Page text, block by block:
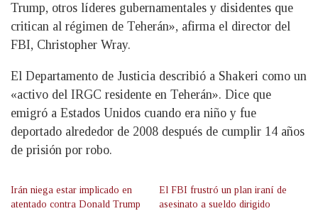
Trump, otros líderes gubernamentales y disidentes que
critican al régimen de Teherán», afirma el director del
FBI, Christopher Wray.
El Departamento de Justicia describió a Shakeri como un
«activo del IRGC residente en Teherán». Dice que
emigró a Estados Unidos cuando era niño y fue
deportado alrededor de 2008 después de cumplir 14 años
de prisión por robo.
Irán niega estar implicado en
atentado contra Donald Trump
El FBI frustró un plan iraní de
asesinato a sueldo dirigido